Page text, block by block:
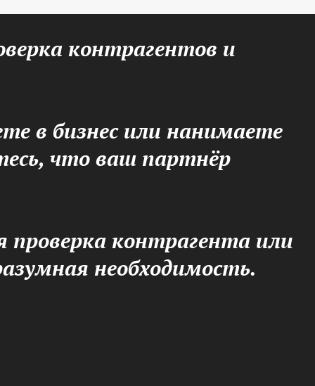
контрагентов и
в бизнес или нанимаете
что ваш партнёр
контрагента или
необходимость.